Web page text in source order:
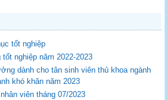
tốt nghiệp
nghiệp năm 2022-2023
dành cho tân sinh viên thủ khoa ngành
khó khăn năm 2023
viên tháng 07/2023